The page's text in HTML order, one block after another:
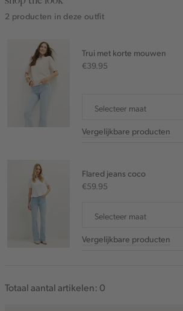
2 producten in deze outfit
Trui met korte mouwen
€39.95
Selecteer maat
Vergelijkbare producten
Flared jeans coco
€59.95
Selecteer maat
Vergelijkbare producten
Totaal aantal artikelen: 0